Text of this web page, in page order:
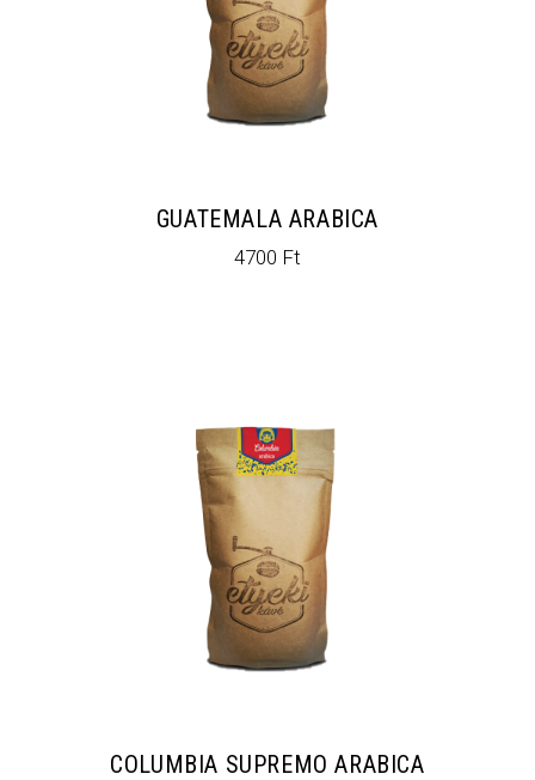
GUATEMALA ARABICA
4700 Ft
COLUMBIA SUPREMO ARABICA